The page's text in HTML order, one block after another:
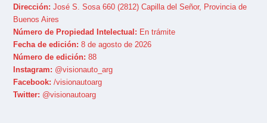
Dirección: José S. Sosa 660 (2812) Capilla del Señor, Provincia de
Buenos Aires
Número de Propiedad Intelectual: En trámite
Fecha de edición: 8 de agosto de 2026
Número de edición: 88
Instagram: @visionauto_arg
Facebook: /visionautoarg
Twitter: @visionautoarg